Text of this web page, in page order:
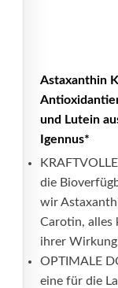
Astaxanthin
und Lutein
Igennus*
die
wir
Carotin, alles
ihrer
OPTIMALE
eine für die